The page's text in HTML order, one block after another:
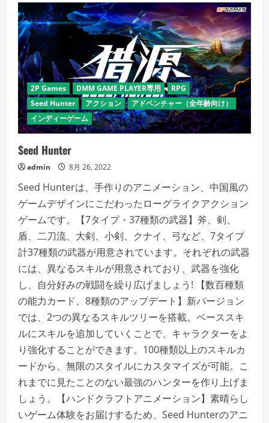
詳
細
を
覧
だ
さ
い
2P Games DMM GAME PLAYER専用
RPG
Seed Hunter
アクション
アドベンチャー（全年齢向け）
インディーゲーム
Seed Hunter
admin 8月 26, 2022
Seed Hunterは、手作りのアニメーション、中国風の
ゲームデザインにこだわったローグライクアクション
ゲームです。【7タイプ・37種類の武器】斧、剣、
盾、二刀流、大剣、小剣、クナイ、弓など、7タイプ
計37種類の武器が用意されています。それぞれの武器
には、異なるスキルが用意されており、武器を強化
し、自分好みの戦闘を繰り広げましょう! 【数百種類
の能力カード、8種類のアップデート】新バージョン
では、2つの異なるスキルツリーを搭載。ベーススキ
ルにスキルを追加していくことで、キャラクターをよ
り強化することができます。100種類以上のスキルカ
ードから、無限のスタイルにカスタマイズが可能。こ
れまでに見たことのない最強のハンターを作り上げま
しょう。【ハンドクラフトアニメーション】素晴らし
いゲーム体験をお届けするため、Seed Hunterのアニ